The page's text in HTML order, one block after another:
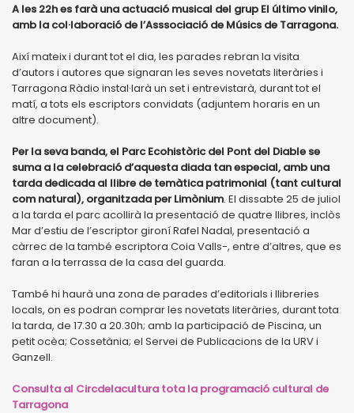
A les 22h es farà una actuació musical del grup El último vinilo,
amb la col·laboració de l’Asssociació de Músics de Tarragona.
Així mateix i durant tot el dia, les parades rebran la visita
d’autors i autores que signaran les seves novetats literàries i
Tarragona Ràdio instal·larà un set i entrevistarà, durant tot el
matí, a tots els escriptors convidats (adjuntem horaris en un
altre document).
Per la seva banda, el Parc Ecohistòric del Pont del Diable se
suma a la celebració d’aquesta diada tan especial, amb una
tarda dedicada al llibre de temàtica patrimonial (tant cultural
com natural), organitzada per Limònium. El dissabte 25 de juliol
a la tarda el parc acollirà la presentació de quatre llibres, inclòs
Mar d’estiu de l’escriptor gironí Rafel Nadal, presentació a
càrrec de la també escriptora Coia Valls-, entre d’altres, que es
faran a la terrassa de la casa del guarda.
També hi haurà una zona de parades d’editorials i llibreries
locals, on es podran comprar les novetats literàries, durant tota
la tarda, de 17.30 a 20.30h; amb la participació de Piscina, un
petit ocèa; Cossetània; el Servei de Publicacions de la URV i
Ganzell.
Consulta al Circdelacultura tota la programació cultural de
Tarragona